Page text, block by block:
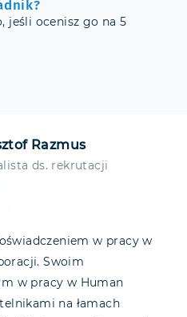
jeśli ocenisz go na 5
Razmus
ds. rekrutacji
w pracy w
Swoim
w pracy w Human
na łamach